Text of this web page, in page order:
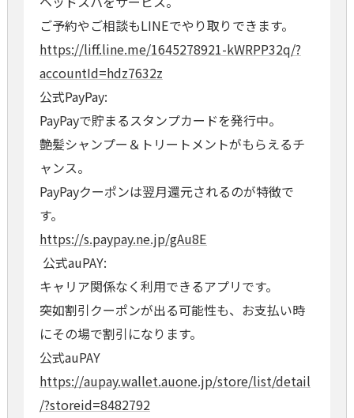
ご予約やご相談もLINEでやり取りできます。
https://liff.line.me/1645278921-kWRPP32q/?
accountId=hdz7632z
公式PayPay:
PayPayで貯まるスタンプカードを発行中。
艶髪シャンプー＆トリートメントがもらえるチ
ャンス。
PayPayクーポンは翌月還元されるのが特徴で
す。
https://s.paypay.ne.jp/gAu8E
公式auPAY:
キャリア関係なく利用できるアプリです。
突如割引クーポンが出る可能性も、お支払い時
にその場で割引になります。
公式auPAY
https://aupay.wallet.auone.jp/store/list/detail
/?storeid=8482792